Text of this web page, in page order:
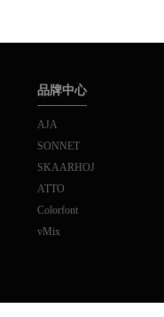
品牌中心
AJA
SONNET
SKAARHOJ
ATTO
Colorfont
vMix